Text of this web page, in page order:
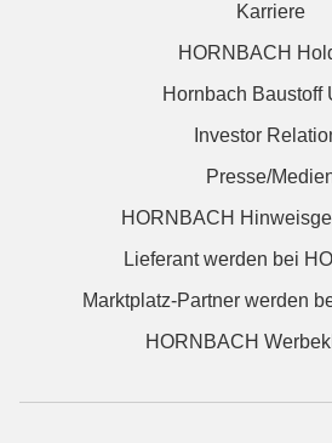
Karriere
HORNBACH
Hornbach Baustoff
Investor
Presse/
HORNBACH
Lieferant werden bei
Marktplatz-Partner werden
HORNBACH